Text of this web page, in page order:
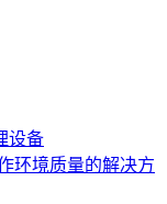
设备
环境质量的解决方